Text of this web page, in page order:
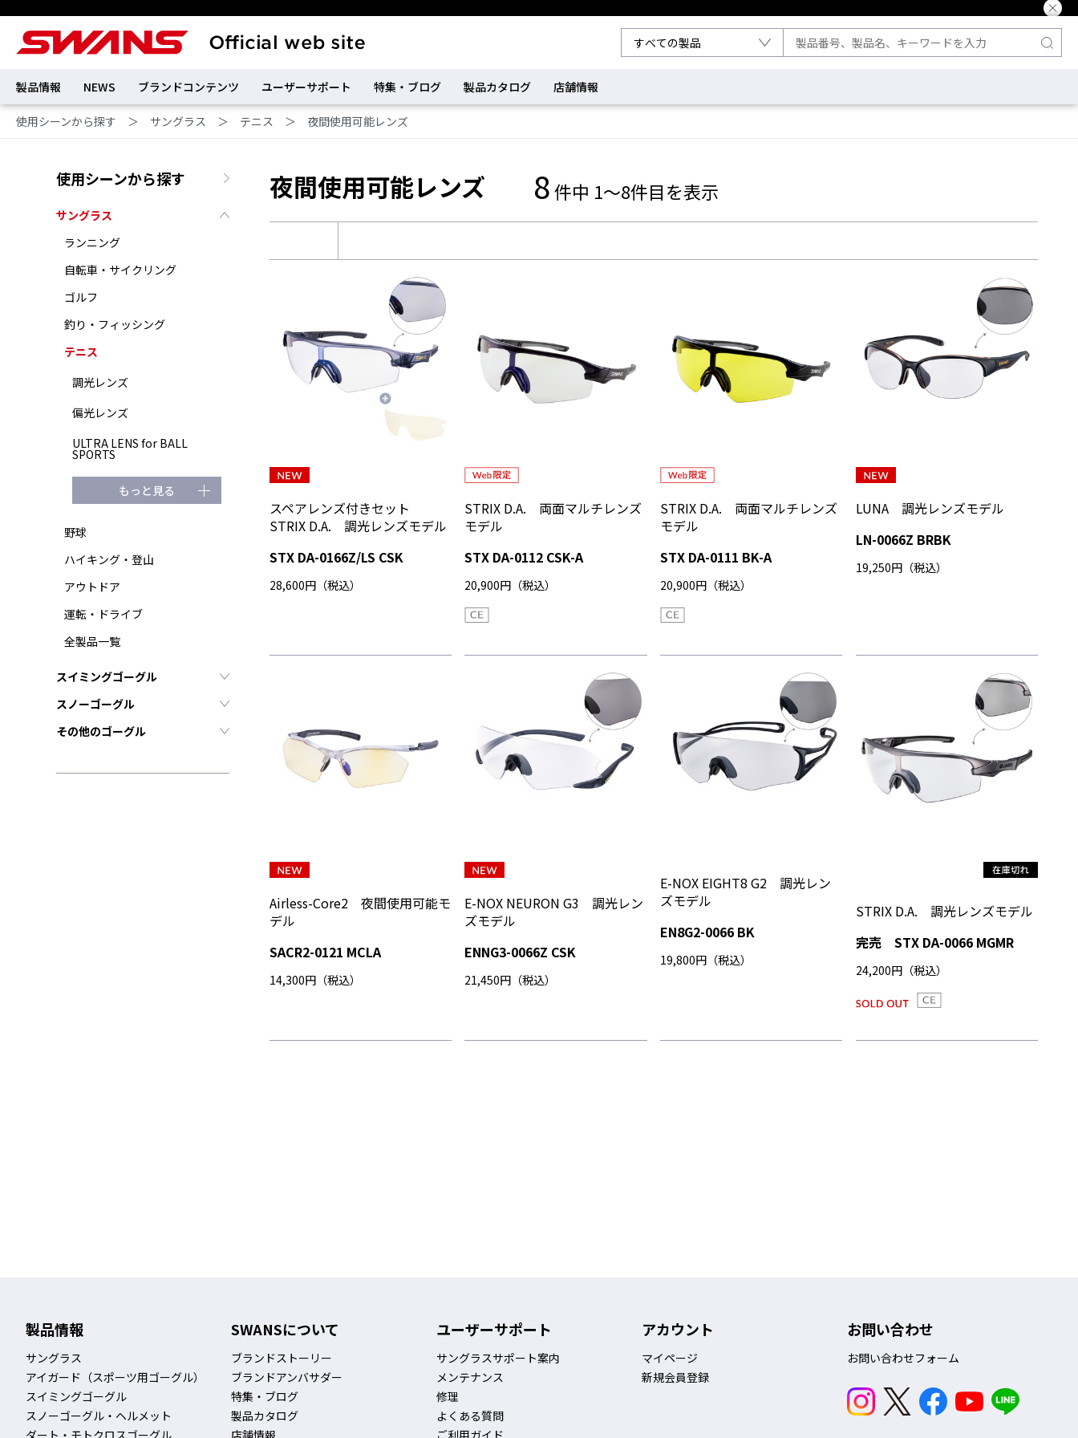
製品情報 NEWS ブランドコンテンツ ユーザーサポート 特集・ブログ 製品カタログ 店舗情報
使用シーンから探す ＞ サングラス ＞ テニス ＞ 夜間使用可能レンズ
使用シーンから探す
サングラス
ランニング
自転車・サイクリング
ゴルフ
釣り・フィッシング
テニス
調光レンズ
偏光レンズ
ULTRA LENS for BALL
SPORTS
もっと見る
野球
ハイキング・登山
アウトドア
運転・ドライブ
全製品一覧
スイミングゴーグル
スノーゴーグル
その他のゴーグル
夜間使用可能レンズ 8件中 1～8件目を表示
スペアレンズ付きセット
STRIX D.A. 調光レンズモデル
STX DA-0166Z/LS CSK
28,600円（税込）
STRIX D.A. 両面マルチレンズ
モデル
STX DA-0112 CSK-A
20,900円（税込）
STRIX D.A. 両面マルチレンズ
モデル
STX DA-0111 BK-A
20,900円（税込）
LUNA 調光レンズモデル
LN-0066Z BRBK
19,250円（税込）
Airless-Core2 夜間使用可能モ
デル
SACR2-0121 MCLA
14,300円（税込）
E-NOX NEURON G3 調光レン
ズモデル
ENNG3-0066Z CSK
21,450円（税込）
E-NOX EIGHT8 G2 調光レン
ズモデル
EN8G2-0066 BK
19,800円（税込）
STRIX D.A. 調光レンズモデル
完売 STX DA-0066 MGMR
24,200円（税込）
製品情報
サングラス
アイガード（スポーツ用ゴーグル）
スイミングゴーグル
スノーゴーグル・ヘルメット
ダート・モトクロスゴーグル
SWANSについて
ブランドストーリー
ブランドアンバサダー
特集・ブログ
製品カタログ
店舗情報
ユーザーサポート
サングラスサポート案内
メンテナンス
修理
よくある質問
ご利用ガイド
アカウント
マイページ
新規会員登録
お問い合わせ
お問い合わせフォーム